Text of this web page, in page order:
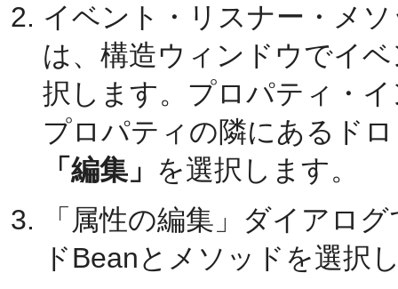
イベント・リスナー・メ
は、構造ウィンドウでイ
択します。プロパティ・
プロパティの隣にあるド
「編集」 を選択します。
「属性の編集」ダイアロ
ドBeanとメソッドを選択